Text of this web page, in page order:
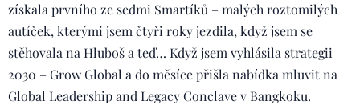
získala prvního ze sedmi Smartíků – malých roztomilých
autíček, kterými jsem čtyři roky jezdila, když jsem se
stěhovala na Hluboš a teď… Když jsem vyhlásila strategii
2030 – Grow Global a do měsíce přišla nabídka mluvit na
Global Leadership and Legacy Conclave v Bangkoku.